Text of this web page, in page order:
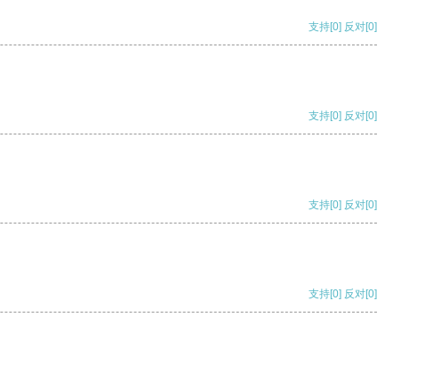
支持[0] 反对[0]
支持[0] 反对[0]
支持[0] 反对[0]
支持[0] 反对[0]